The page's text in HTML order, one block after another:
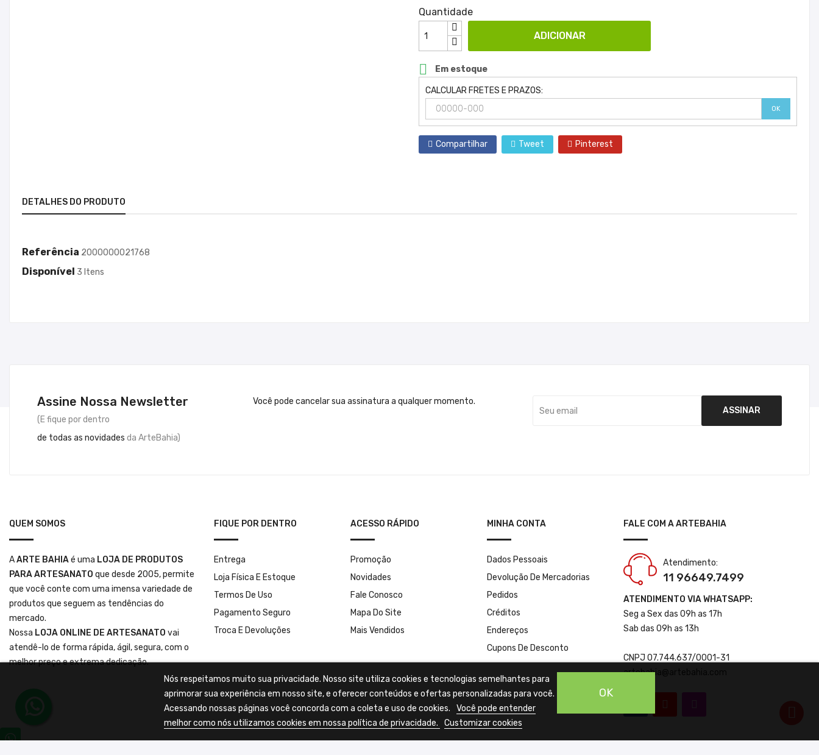
Quantidade
ADICIONAR
 Em estoque
CALCULAR FRETES E PRAZOS:
OK
Compartilhar Tweet Pinterest
DETALHES DO PRODUTO
Referência 2000000021768
Disponível 3 Itens
Assine Nossa Newsletter
(E fique por dentro
de todas as novidades da ArteBahia)
Você pode cancelar sua assinatura a qualquer momento.
QUEM SOMOS
AARTE BAHIAé uma LOJA DE PRODUTOS
PARA ARTESANATO que desde 2005, permite
que você conte com uma imensa variedade de
produtos que seguem as tendências do
mercado.
Nossa LOJA ONLINE DE ARTESANATO vai
atendê-lo de forma rápida, ágil, segura, com o
melhor preço e extrema dedicação.
FIQUE POR DENTRO
Entrega
Loja Física E Estoque
Termos De Uso
Pagamento Seguro
Troca E Devoluções
ACESSO RÁPIDO
Promoção
Novidades
Fale Conosco
Mapa Do Site
Mais Vendidos
MINHA CONTA
Dados Pessoais
Devolução De Mercadorias
Pedidos
Créditos
Endereços
Cupons De Desconto
FALE COM A ARTEBAHIA
Atendimento:
11 96649.7499
ATENDIMENTO VIA WHATSAPP:
Seg a Sex das 09h as 17h
Sab das 09h as 13h
CNPJ 07.744.637/0001-31
artebahia@artebahia.com
Nós respeitamos muito sua privacidade. Nosso site utiliza cookies e tecnologias semelhantes para
aprimorar sua experiência em nosso site, e oferecer conteúdos e ofertas personalizadas para você.
Acessando nossas páginas você concorda com a coleta e uso de cookies.
Você pode entender
melhor como nós utilizamos cookies em nossa política de privacidade.
Customizar cookies
OK